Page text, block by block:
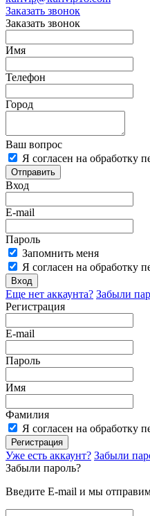
Заказать звонок
Заказать звонок
Имя
Телефон
Город
Ваш вопрос
Я согласен на обработку
Отправить
Вход
E-mail
Пароль
Запомнить меня
Я согласен на обработку
Вход
Еще нет аккаунта? Забыли
Регистрация
E-mail
Пароль
Имя
Фамилия
Я согласен на обработку
Регистрация
Уже есть аккаунт? Забыли
Забыли пароль?
Введите E-mail и мы